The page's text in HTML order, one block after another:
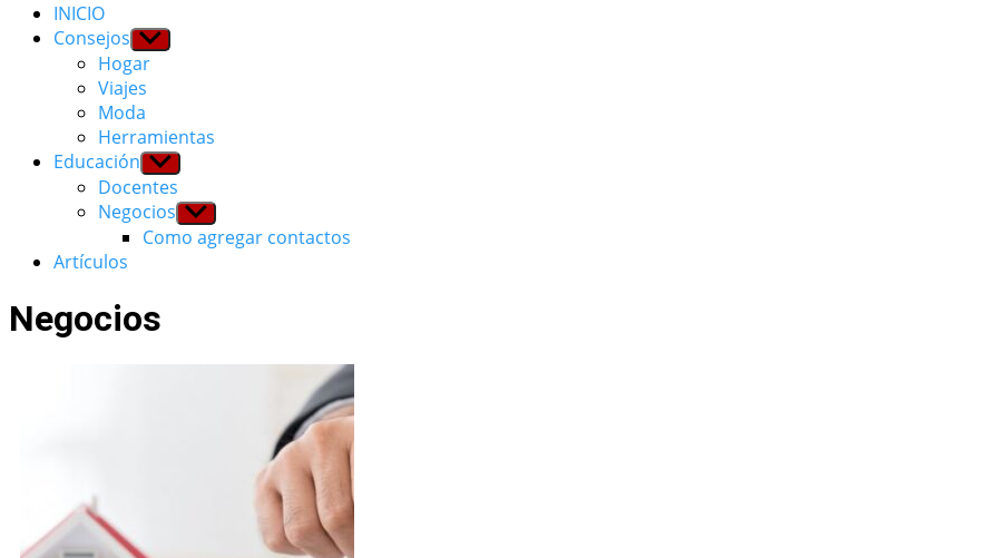
INICIO
Consejos Show
sub
menu
Hogar
Viajes
Moda
Herramientas
Educación Show
sub
menu
Docentes
Negocios Show
sub
menu
Como agregar contactos
Artículos
Negocios